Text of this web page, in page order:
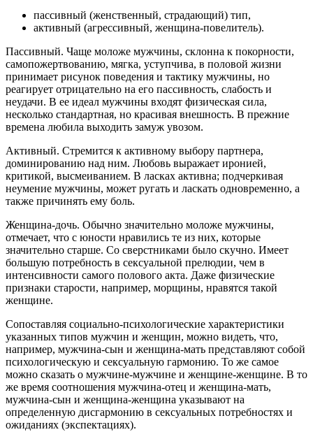
пассивный (женственный, страдающий) тип,
активный (агрессивный, женщина-повелитель).
Пассивный. Чаще моложе мужчины, склонна к покорности,
самопожертвованию, мягка, уступчива, в половой жизни
принимает рисунок поведения и тактику мужчины, но
реагирует отрицательно на его пассивность, слабость и
неудачи. В ее идеал мужчины входят физическая сила,
несколько стандартная, но красивая внешность. В прежние
времена любила выходить замуж увозом.
Активный. Стремится к активному выбору партнера,
доминированию над ним. Любовь выражает иронией,
критикой, высмеиванием. В ласках активна; подчеркивая
неумение мужчины, может ругать и ласкать одновременно, а
также причинять ему боль.
Женщина-дочь. Обычно значительно моложе мужчины,
отмечает, что с юности нравились те из них, которые
значительно старше. Со сверстниками было скучно. Имеет
большую потребность в сексуальной прелюдии, чем в
интенсивности самого полового акта. Даже физические
признаки старости, например, морщины, нравятся такой
женщине.
Сопоставляя социально-психологические характеристики
указанных типов мужчин и женщин, можно видеть, что,
например, мужчина-сын и женщина-мать представляют собой
психологическую и сексуальную гармонию. То же самое
можно сказать о мужчине-мужчине и женщине-женщине. В то
же время соотношения мужчина-отец и женщина-мать,
мужчина-сын и женщина-женщина указывают на
определенную дисгармонию в сексуальных потребностях и
ожиданиях (экспектациях).